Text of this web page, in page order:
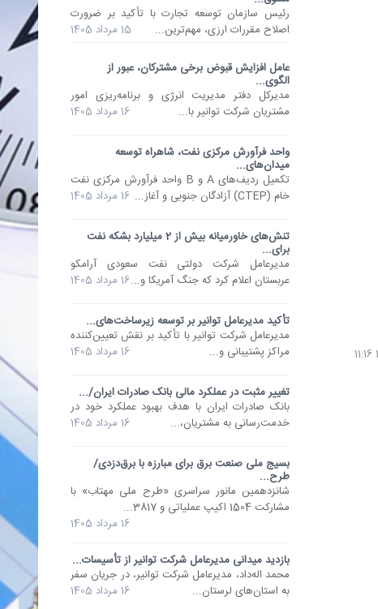
رئیس سازمان توسعه تجارت با تأکید بر ضرورت
اصلاح مقررات ارزی، مهم‌ترین...
15 مرداد 1405
عامل افزایش قبوض برخی مشترکان، عبور از
الگوی...
مدیرکل دفتر مدیریت انرژی و برنامه‌ریزی امور
مشتریان شرکت توانیر با...
16 مرداد 1405
واحد فرآورش مرکزی نفت، شاهراه توسعه
میدان‌های...
تکمیل ردیف‌های A و B واحد فرآورش مرکزی نفت
خام (CTEP) آزادگان جنوبی و آغاز...
16 مرداد 1405
تنش‌های خاورمیانه بیش از 2 میلیارد بشکه نفت
برای...
مدیرعامل شرکت دولتی نفت سعودی آرامکو
عربستان اعلام کرد که جنگ آمریکا و...16 مرداد 1405
تأکید مدیرعامل توانیر بر توسعه زیرساخت‌های...
مدیرعامل شرکت توانیر با تأکید بر نقش تعیین‌کننده
مراکز پشتیبانی و...
16 مرداد 1405
تغییر مثبت در عملکرد مالی بانک صادرات ایران/...
​بانک صادرات ایران با هدف بهبود عملکرد خود در
خدمت‌رسانی به مشتریان،...
16 مرداد 1405
بسیج ملی صنعت برق برای مبارزه با برق‌دزدی/
طرح...
شانزدهمین مانور سراسری «طرح ملی مهتاب» با
مشارکت 1504 اکیپ عملیاتی و 3817...
16 مرداد 1405
بازدید میدانی مدیرعامل شرکت توانیر از تأسیسات...
محمد اله‌داد، مدیرعامل شرکت توانیر، در جریان سفر
به استان‌های لرستان...
16 مرداد 1405